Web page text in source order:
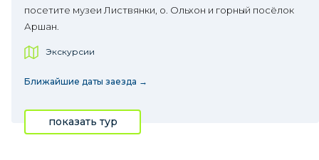
посетите музеи Листвянки, о. Ольхон и горный посёлок
Аршан.
Экскурсии
Ближайшие даты заезда →
показать тур